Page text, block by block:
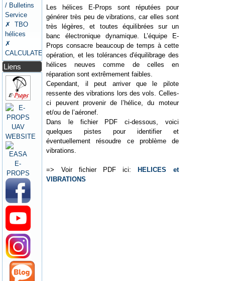
/ Bulletins
Service
✗ TBO
hélices
✗
CALCULATEURS
Liens
Les hélices E-Props sont réputées pour
générer très peu de vibrations, car elles sont
très légères, et toutes équilibrées sur un
banc électronique dynamique. L’équipe E-
Props consacre beaucoup de temps à cette
opération, et les tolérances d'équilibrage des
hélices neuves comme de celles en
réparation sont extrêmement faibles.
Cependant, il peut arriver que le pilote
ressente des vibrations lors des vols. Celles-
ci peuvent provenir de l’hélice, du moteur
et/ou de l’aéronef.
Dans le fichier PDF ci-dessous, voici
quelques pistes pour identifier et
éventuellement résoudre ce problème de
vibrations.
=> Voir fichier PDF ici:
HELICES et
VIBRATIONS